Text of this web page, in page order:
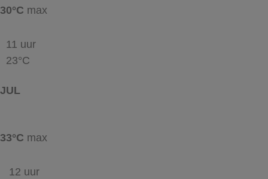
30°C max
11 uur
23°C
JUL
33°C max
12 uur